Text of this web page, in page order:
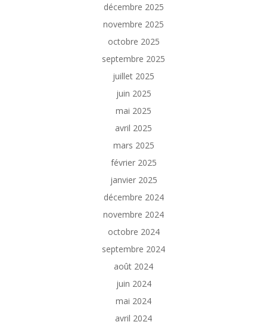
décembre 2025
novembre 2025
octobre 2025
septembre 2025
juillet 2025
juin 2025
mai 2025
avril 2025
mars 2025
février 2025
janvier 2025
décembre 2024
novembre 2024
octobre 2024
septembre 2024
août 2024
juin 2024
mai 2024
avril 2024